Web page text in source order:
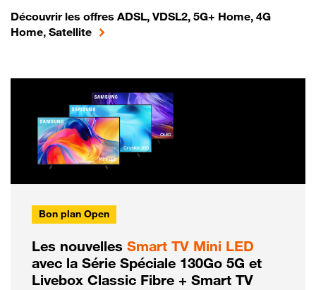
Découvrir les offres ADSL, VDSL2, 5G+ Home, 4G
Home, Satellite
Bon plan Open
Les nouvelles Smart TV Mini LED
avec la Série Spéciale 130Go 5G et
Livebox Classic Fibre + Smart TV